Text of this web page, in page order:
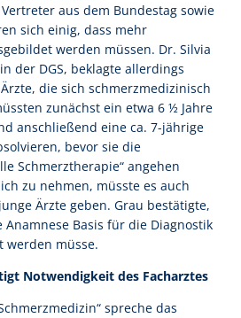
aus dem Bundestag sowie
sich einig, dass mehr
werden müssen. Dr. Silvia
der DGS, beklagte allerdings
die sich schmerzmedizinisch
zunächst ein etwa 6 ½ Jahre
anschließend eine ca. 7-jährige
bevor sie die
Schmerztherapie“ angehen
zu nehmen, müsste es auch
Ärzte geben. Grau bestätigte,
Basis für die Diagnostik
werden müsse.
Notwendigkeit des Facharztes
spreche das